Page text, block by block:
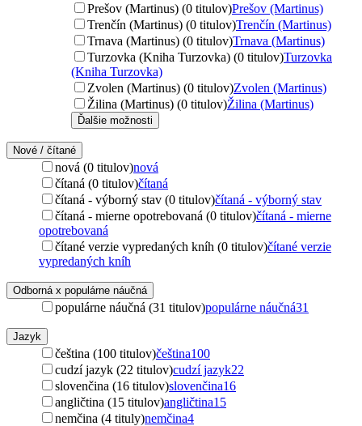
Prešov (Martinus) (0 titulov)Prešov (Martinus)
Trenčín (Martinus) (0 titulov)Trenčín (Martinus)
Trnava (Martinus) (0 titulov)Trnava (Martinus)
Turzovka (Kniha Turzovka) (0 titulov)Turzovka
(Kniha Turzovka)
Zvolen (Martinus) (0 titulov)Zvolen (Martinus)
Žilina (Martinus) (0 titulov)Žilina (Martinus)
Ďalšie možnosti
Nové / čítané
nová (0 titulov)nová
čítaná (0 titulov)čítaná
čítaná - výborný stav (0 titulov)čítaná - výborný stav
čítaná - mierne opotrebovaná (0 titulov)čítaná - mierne
opotrebovaná
čítané verzie vypredaných kníh (0 titulov)čítané verzie
vypredaných kníh
Odborná x populárne náučná
populárne náučná (31 titulov)populárne náučná31
Jazyk
čeština (100 titulov)čeština100
cudzí jazyk (22 titulov)cudzí jazyk22
slovenčina (16 titulov)slovenčina16
angličtina (15 titulov)angličtina15
nemčina (4 tituly)nemčina4